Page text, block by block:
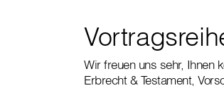
Wir freuen uns sehr, Ihnen
Erbrecht & Testament,